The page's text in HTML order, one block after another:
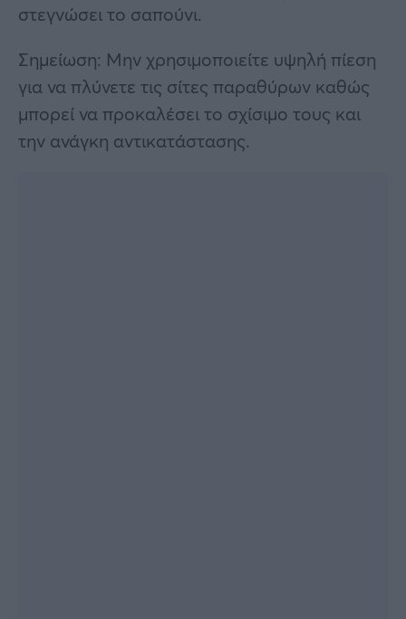
στεγνώσει το σαπούνι.
Σημείωση: Μην χρησιμοποιείτε υψηλή πίεση
για να πλύνετε τις σίτες παραθύρων καθώς
μπορεί να προκαλέσει το σχίσιμο τους και
την ανάγκη αντικατάστασης.